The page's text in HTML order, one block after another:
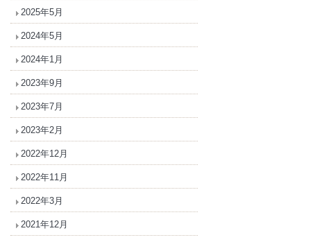
2025年5月
2024年5月
2024年1月
2023年9月
2023年7月
2023年2月
2022年12月
2022年11月
2022年3月
2021年12月